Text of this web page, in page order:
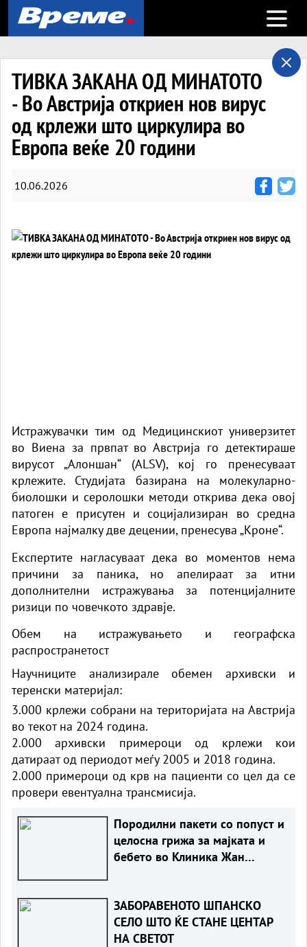
Open
ТИВКА ЗАКАНА ОД МИНАТОТО
- Во Австрија откриен нов вирус
од крлежи што циркулира во
Европа веќе 20 години
10.06.2026
Истражувачки тим од Медицинскиот универзитет
во Виена за првпат во Австрија го детектираше
вирусот „Алоншан“ (ALSV), кој го пренесуваат
крлежите. Студијата базирана на молекуларно-
биолошки и серолошки методи открива дека овој
патоген е присутен и социјализиран во средна
Европа најмалку две децении, пренесува „Кроне“.
Експертите нагласуваат дека во моментов нема
причини за паника, но апелираат за итни
дополнителни истражувања за потенцијалните
ризици по човечкото здравје.
Обем на истражувањето и географска
распространетост
Научниците анализирале обемен архивски и
теренски материјал:
3.000 крлежи собрани на територијата на Австрија
во текот на 2024 година.
2.000 архивски примероци од крлежи кои
датираат од периодот меѓу 2005 и 2018 година.
2.000 примероци од крв на пациенти со цел да се
провери евентуална трансмисија.
Породилни пакети со попуст и
целосна грижа за мајката и
бебето во Клиника Жан
ЗАБОРАВЕНОТО ШПАНСКО
СЕЛО ШТО ЌЕ СТАНЕ ЦЕНТАР
НА СВЕТОТ